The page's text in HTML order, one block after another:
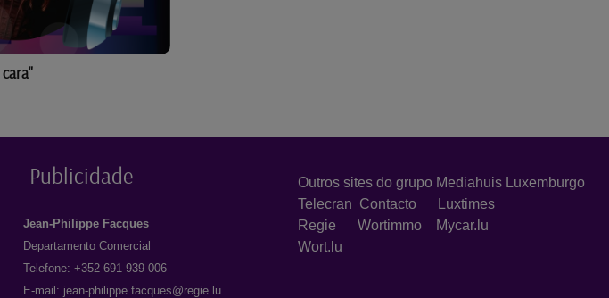
Publicidade
Jean-Philippe Facques
Departamento Comercial
Telefone: +352 691 939 006
E-mail: jean-philippe.facques@regie.lu
Outros sites do grupo Mediahuis Luxemburgo
Telecran Contacto
Luxtimes
Regie Wortimmo
Mycar.lu
Wort.lu